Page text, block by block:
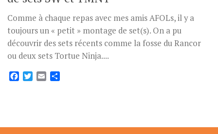
Comme à chaque repas avec mes amis AFOLs, il y a
toujours un « petit » montage de set(s). On a pu
découvrir des sets récents comme la fosse du Rancor
ou deux sets Tortue Ninja....
Facebook
Twitter
Email